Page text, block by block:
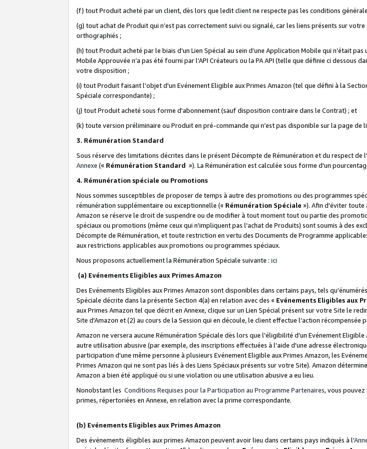
(f) tout Produit acheté par un client, dès lors que ledit client ne respecte pas les conditions
(g) tout achat de Produit qui n’est pas correctement suivi ou signalé, car les liens présents sur
orthographiés ;
(h) tout Produit acheté par le biais d’un Lien Spécial au sein d’une Application Mobile qui n’était
Mobile Approuvée n’a pas été fourni par l’API Créateurs ou la PA API (telle que définie ci dessous
votre disposition ;
(i) tout Produit faisant l'objet d'un Evénement Eligible aux Primes Amazon (tel que défini à la
Spéciale correspondante) ;
(j) tout Produit acheté sous forme d'abonnement (sauf disposition contraire dans le Contrat) ; et
(k) toute version préliminaire ou Produit en pré-commande qui n’est pas disponible sur la page de
3. Rémunération Standard
Sous réserve des limitations décrites dans le présent Décompte de Rémunération et du respect de l'
Annexe (« Rémunération Standard »). La Rémunération est calculée sous forme d'un
4. Rémunération spéciale ou Promotions
Nous sommes susceptibles de proposer de temps à autre des promotions ou des programmes
rémunération supplémentaire ou exceptionnelle (« Rémunération Spéciale »). Afin d'éviter toute
Amazon se réserve le droit de suspendre ou de modifier à tout moment tout ou partie des
spéciaux ou promotions (même ceux qui n'impliquent pas l'achat de Produits) sont soumis à des
Décompte de Rémunération, et toute restriction en vertu des Documents de Programme
aux restrictions applicables aux promotions ou programmes spéciaux.
Nous proposons actuellement la Rémunération Spéciale suivante : ici
(a) Evénements Eligibles aux Primes Amazon
Des Evénements Eligibles aux Primes Amazon sont disponibles dans certains pays, tels
Spéciale décrite dans la présente Section 4(a) en relation avec des « Evénements Eligibles aux
aux Primes Amazon tel que décrit en Annexe, clique sur un Lien Spécial présent sur votre Site le
Site d'Amazon et (2) au cours de la Session qui en découle, le client effectue l'action récompensée
Amazon ne versera aucune Rémunération Spéciale dès lors que l'éligibilité d'un Evénement
autre utilisation abusive (par exemple, des inscriptions effectuées à l'aide d'une adresse
participation d'une même personne à plusieurs Evénement Eligible aux Primes Amazon, les
Primes Amazon qui ne sont pas liés à des Liens Spéciaux présents sur votre Site). Amazon
Amazon a bien été appliqué ou si une violation ou une utilisation abusive a eu lieu.
Nonobstant les Conditions Requises pour la Participation au Programme Partenaires, vous
primes, répertoriées en Annexe, en relation avec la prime correspondante.
(b) Evénements Eligibles aux Primes Amazon
Des événements éligibles aux primes Amazon peuvent avoir lieu dans certains pays indiqués à l'